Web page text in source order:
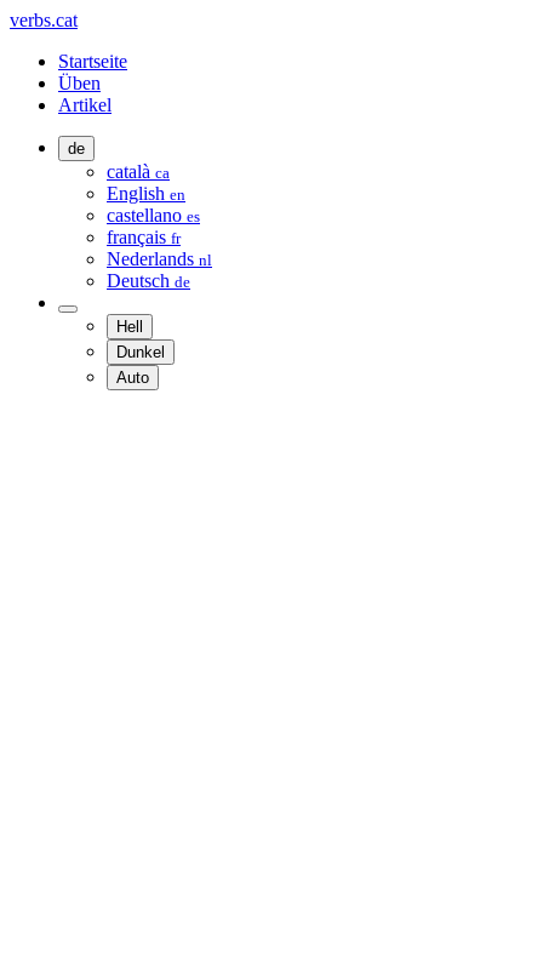
verbs.cat
Startseite
Üben
Artikel
de
català ca
English en
castellano es
français fr
Nederlands nl
Deutsch de
Hell
Dunkel
Auto